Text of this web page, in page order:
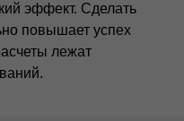
эффект. Сделать
повышает успех
лежат